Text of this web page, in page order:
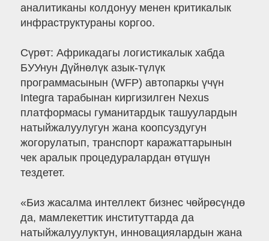
аналитиканы колдонуу менен критикалык
инфраструктураны коргоо.
Сүрөт: Африкадагы логистикалык хабда
БУУнун Дүйнөлүк азык-түлүк
программасынын (WFP) автопаркы үчүн
Integra тарабынан киргизилген Nexus
платформасы гуманитардык ташуулардын
натыйжалуулугун жана коопсуздугун
жогорулатып, транспорт каражаттарынын
чек аралык процедуралардан өтүшүн
тездетет.
«Биз жасалма интеллект бизнес чөйрөсүндө
да, мамлекеттик институттарда да
натыйжалуулуктун, инновациялардын жана